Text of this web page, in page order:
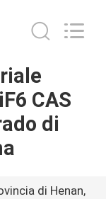
CAS
di
di Henan,